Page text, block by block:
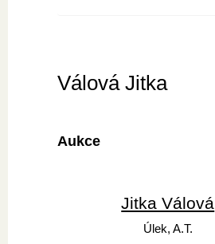
Válová Jitka
Aukce
Jitka Válová
Úlek, A.T.